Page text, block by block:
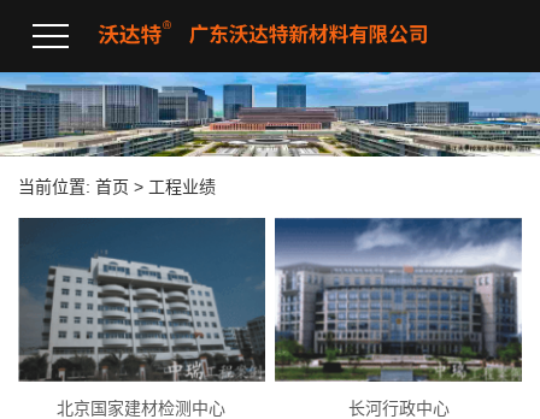
当前位置: 首页 > 工程业绩
北京国家建材检测中心 长河行政中心